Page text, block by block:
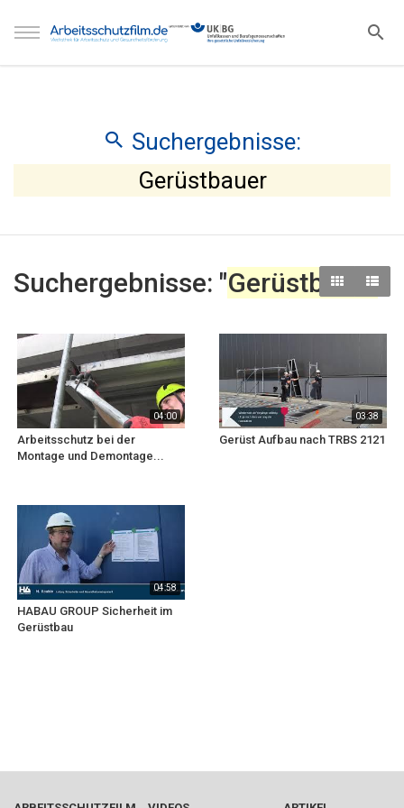
Suchergebnisse:
Gerüstbauer
Suchergebnisse: "Gerüstbauer"
04:00
Arbeitsschutz bei der
Montage und Demontage...
03:38
Gerüst Aufbau nach TRBS 2121
04:58
HABAU GROUP Sicherheit im
Gerüstbau